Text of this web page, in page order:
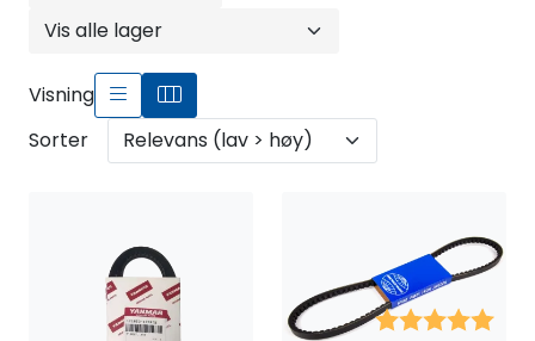
Visning
Sorter
Karakter:
VVS
Motor/Styring
Fritid/Sikkerhet